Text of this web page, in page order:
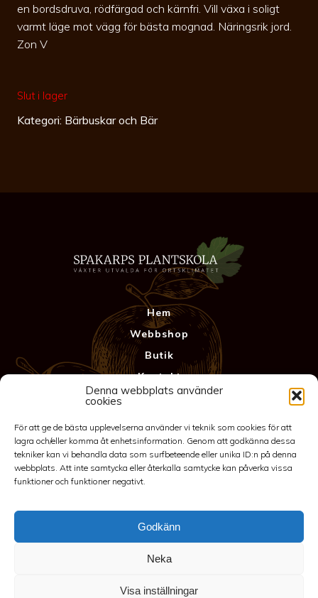
Denna webbplats använder
cookies
För att ge de bästa upplevelserna använder vi teknik som cookies för att
lagra och/eller komma åt enhetsinformation. Genom att godkänna dessa
tekniker kan vi behandla data som surfbeteende eller unika ID:n på denna
webbplats. Att inte samtycka eller återkalla samtycke kan påverka vissa
funktioner och funktioner negativt.
Godkänn
Neka
Visa inställningar
en bordsdruva, rödfärgad och kärnfri. Vill växa i soligt
varmt läge mot vägg för bästa mognad. Näringsrik jord.
Zon V
Slut i lager
Kategori: Bärbuskar och Bär
Hem
Webbshop
Butik
Kontakt
Anläggning
Integritetspolicy
©2026 Spakarps plantskola